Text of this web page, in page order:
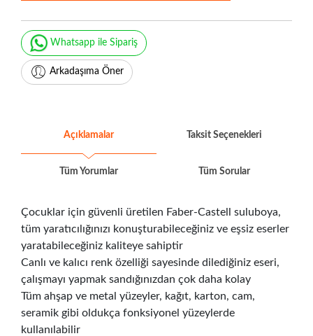
Whatsapp ile Sipariş
Arkadaşıma Öner
Açıklamalar Taksit Seçenekleri
Tüm Yorumlar Tüm Sorular
Çocuklar için güvenli üretilen Faber-Castell suluboya,
tüm yaratıcılığınızı konuşturabileceğiniz ve eşsiz eserler
yaratabileceğiniz kaliteye sahiptir
Canlı ve kalıcı renk özelliği sayesinde dilediğiniz eseri,
çalışmayı yapmak sandığınızdan çok daha kolay
Tüm ahşap ve metal yüzeyler, kağıt, karton, cam,
seramik gibi oldukça fonksiyonel yüzeylerde
kullanılabilir